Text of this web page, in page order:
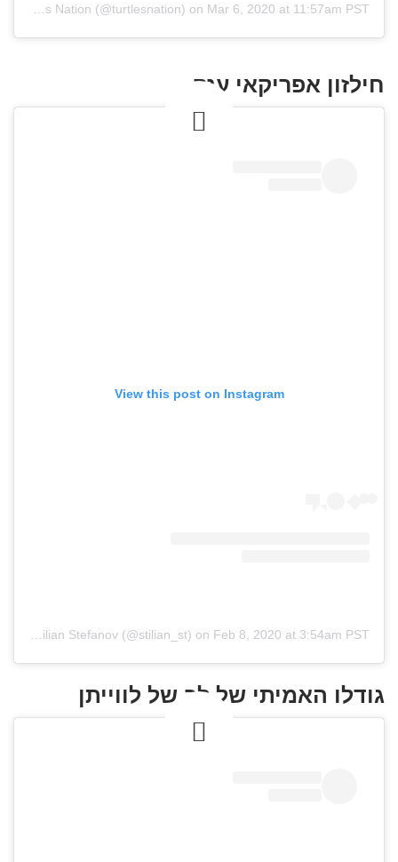
on Mar 6, 2020 at 11:57am PST
חילזון אפריקאי ענק
View this post on Instagram
on Feb 8, 2020 at 3:54am PST
גודלו האמיתי של לב של לווייתן